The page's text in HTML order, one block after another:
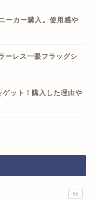
カー購入。使用感や
ーレス一眼フラッグシ
ット！購入した理由や
55